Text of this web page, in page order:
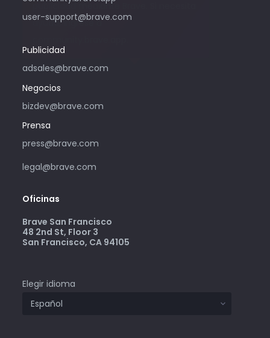
user-support@brave.com
Publicidad
adsales@brave.com
publicidad mediante Brave. Si necesita
ayuda, ingrese a
Negocios
bizdev@brave.com
Prensa
press@brave.com
legal@brave.com
Oficinas
Brave San Francisco
48 2nd St, Floor 3
San Francisco, CA 94105
Elegir idioma